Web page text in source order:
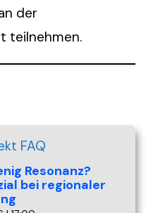
der
teilnehmen.
Resonanz?
bei regionaler